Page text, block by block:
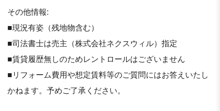
その他情報:
■現況有姿（残地物含む）
■司法書士は売主（株式会社ネクスウィル）指定
■賃貸履歴無しのためレントロールはございません
■リフォーム費用や想定賃料等のご質問にはお答えいたし
かねます。予めご了承ください。